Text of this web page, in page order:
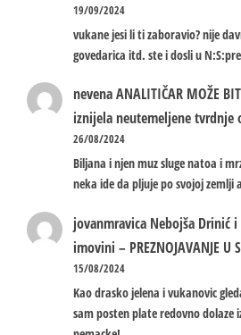
19/09/2024
vukane jesi li ti zaboravio? nije
govedarica itd. ste i dosli u
nevenaANALITIČAR MOŽE
iznijela neutemeljene tvrdnje
26/08/2024
Biljana i njen muz sluge natoa i
neka ide da pljuje po svojoj zemlji
jovanmravica Nebojša Drinić
imovini – PREZNOJAVANJE U
15/08/2024
Kao drasko jelena i vukanovic
sam posten plate redovno dolaze